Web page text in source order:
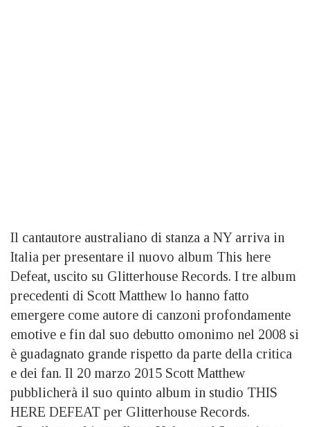
Il cantautore australiano di stanza a NY arriva in
Italia per presentare il nuovo album This here
Defeat, uscito su Glitterhouse Records. I tre album
precedenti di Scott Matthew lo hanno fatto
emergere come autore di canzoni profondamente
emotive e fin dal suo debutto omonimo nel 2008 si
è guadagnato grande rispetto da parte della critica
e dei fan. Il 20 marzo 2015 Scott Matthew
pubblicherà il suo quinto album in studio THIS
HERE DEFEAT per Glitterhouse Records.